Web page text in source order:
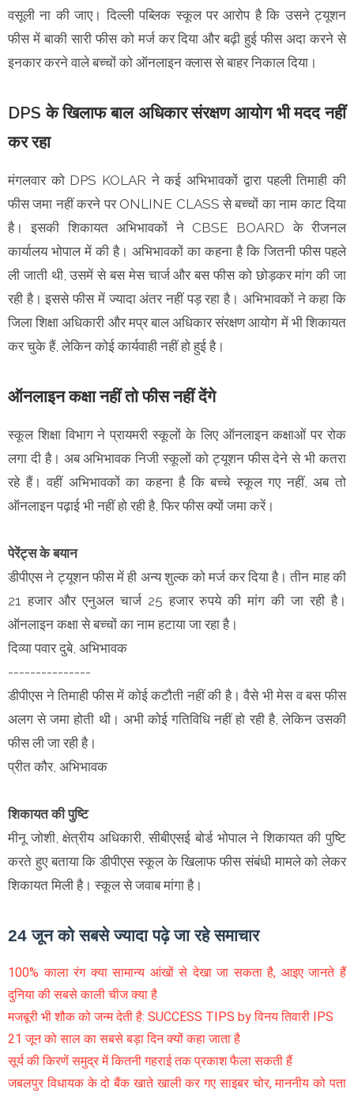
वसूली ना की जाए। दिल्ली पब्लिक स्कूल पर आरोप है कि उसने ट्यूशन
फीस में बाकी सारी फीस को मर्ज कर दिया और बढ़ी हुई फीस अदा करने से
इनकार करने वाले बच्चों को ऑनलाइन क्लास से बाहर निकाल दिया।
DPS के खिलाफ बाल अधिकार संरक्षण आयोग भी मदद नहीं
कर रहा
मंगलवार को DPS KOLAR ने कई अभिभावकों द्वारा पहली तिमाही की
फीस जमा नहीं करने पर ONLINE CLASS से बच्चों का नाम काट दिया
है। इसकी शिकायत अभिभावकों ने CBSE BOARD के रीजनल
कार्यालय भोपाल में की है। अभिभावकों का कहना है कि जितनी फीस पहले
ली जाती थी, उसमें से बस मेस चार्ज और बस फीस को छोड़कर मांग की जा
रही है। इससे फीस में ज्यादा अंतर नहीं पड़ रहा है। अभिभावकों ने कहा कि
जिला शिक्षा अधिकारी और मप्र बाल अधिकार संरक्षण आयोग में भी शिकायत
कर चुके हैं, लेकिन कोई कार्यवाही नहीं हो हुई है।
ऑनलाइन कक्षा नहीं तो फीस नहीं देंगे
स्कूल शिक्षा विभाग ने प्रायमरी स्कूलों के लिए ऑनलाइन कक्षाओं पर रोक
लगा दी है। अब अभिभावक निजी स्कूलों को ट्यूशन फीस देने से भी कतरा
रहे हैं। वहीं अभिभावकों का कहना है कि बच्चे स्कूल गए नहीं, अब तो
ऑनलाइन पढ़ाई भी नहीं हो रही है, फिर फीस क्यों जमा करें।
पेरेंट्स के बयान
डीपीएस ने ट्यूशन फीस में ही अन्य शुल्क को मर्ज कर दिया है। तीन माह की
21 हजार और एनुअल चार्ज 25 हजार रुपये की मांग की जा रही है।
ऑनलाइन कक्षा से बच्चों का नाम हटाया जा रहा है।
दिव्या पवार दुबे, अभिभावक
---------------
डीपीएस ने तिमाही फीस में कोई कटौती नहीं की है। वैसे भी मेस व बस फीस
अलग से जमा होती थी। अभी कोई गतिविधि नहीं हो रही है, लेकिन उसकी
फीस ली जा रही है।
प्रीत कौर, अभिभावक
शिकायत की पुष्टि
मीनू जोशी, क्षेत्रीय अधिकारी, सीबीएसई बोर्ड भोपाल ने शिकायत की पुष्टि
करते हुए बताया कि डीपीएस स्कूल के खिलाफ फीस संबंधी मामले को लेकर
शिकायत मिली है। स्कूल से जवाब मांगा है।
24 जून को सबसे ज्यादा पढ़े जा रहे समाचार
100% काला रंग क्या सामान्य आंखों से देखा जा सकता है, आइए जानते हैं
दुनिया की सबसे काली चीज क्या है
मजबूरी भी शौक को जन्म देती है: SUCCESS TIPS by विनय तिवारी IPS
21 जून को साल का सबसे बड़ा दिन क्यों कहा जाता है
सूर्य की किरणें समुद्र में कितनी गहराई तक प्रकाश फैला सकती हैं
जबलपुर विधायक के दो बैंक खाते खाली कर गए साइबर चोर, माननीय को पता